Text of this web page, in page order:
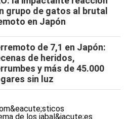
grupo de gatos al brutal
en Japón
de 7,1 en Japón:
de heridos,
y más de 45.000
sin luz